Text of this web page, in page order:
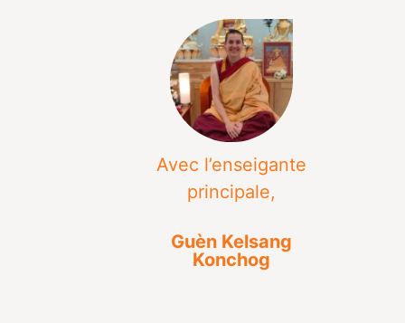
Avec l’enseigante
principale,
Guèn Kelsang
Konchog